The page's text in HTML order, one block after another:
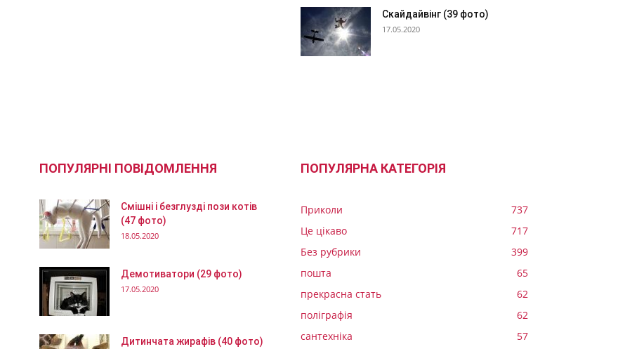
Скайдайвінг (39 фото)
17.05.2020
ПОПУЛЯРНІ ПОВІДОМЛЕННЯ
Смішні і безглузді пози котів
(47 фото)
18.05.2020
Демотиватори (29 фото)
17.05.2020
Дитинчата жирафів (40 фото)
ПОПУЛЯРНА КАТЕГОРІЯ
Приколи
737
Це цікаво
717
Без рубрики
399
пошта
65
прекрасна стать
62
поліграфія
62
сантехніка
57